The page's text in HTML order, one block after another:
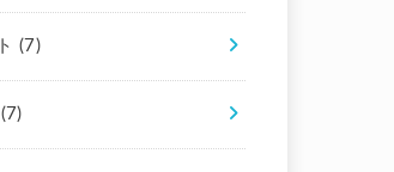
(7)
(7)